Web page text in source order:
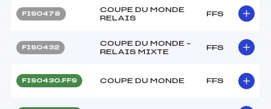
FIS0478
COUPE DU MONDE
RELAIS
FFS
FIS0432
COUPE DU MONDE –
RELAIS MIXTE
FFS
FIS0430.FFS COUPE DU MONDE FFS